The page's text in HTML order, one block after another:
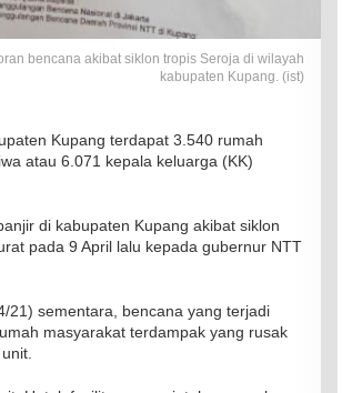
bencana akibat siklon tropis Seroja di wilayah
kabupaten Kupang. (ist)
Kupang terdapat 3.540 rumah
atau 6.071 kepala keluarga (KK)
di kabupaten Kupang akibat siklon
pada 9 April lalu kepada gubernur NTT
21) sementara, bencana yang terjadi
masyarakat terdampak yang rusak